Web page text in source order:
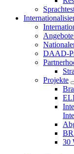
DAAD-
Projekte
30